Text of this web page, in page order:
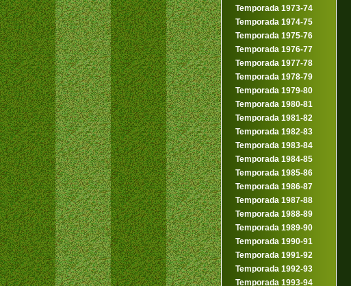
Temporada 1973-74
Temporada 1974-75
Temporada 1975-76
Temporada 1976-77
Temporada 1977-78
Temporada 1978-79
Temporada 1979-80
Temporada 1980-81
Temporada 1981-82
Temporada 1982-83
Temporada 1983-84
Temporada 1984-85
Temporada 1985-86
Temporada 1986-87
Temporada 1987-88
Temporada 1988-89
Temporada 1989-90
Temporada 1990-91
Temporada 1991-92
Temporada 1992-93
Temporada 1993-94